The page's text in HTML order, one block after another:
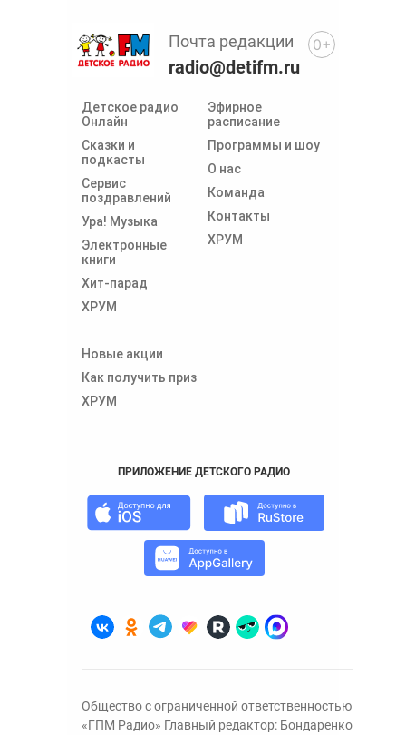
Детское радио
Онлайн
Сказки и
подкасты
Сервис
поздравлений
Ура! Музыка
Электронные
книги
Хит-парад
ХРУМ
Эфирное
расписание
Программы и шоу
О нас
Команда
Контакты
ХРУМ
Новые акции
Как получить приз
ХРУМ
Почта редакции
radio@detifm.ru
ПРИЛОЖЕНИЕ ДЕТСКОГО РАДИО
0+
Общество с ограниченной ответственностью
«ГПМ Радио» Главный редактор: Бондаренко